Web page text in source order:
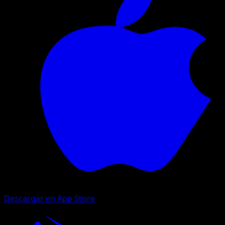
Descargar en App Store